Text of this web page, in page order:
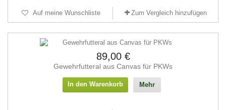
Auf meine Wunschliste Zum Vergleich hinzufügen
89,00 €
Gewehrfutteral aus Canvas für PKWs
In den Warenkorb Mehr